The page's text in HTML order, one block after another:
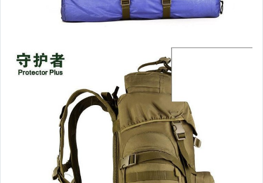
手錶與飾品配件
家電與影音視聽